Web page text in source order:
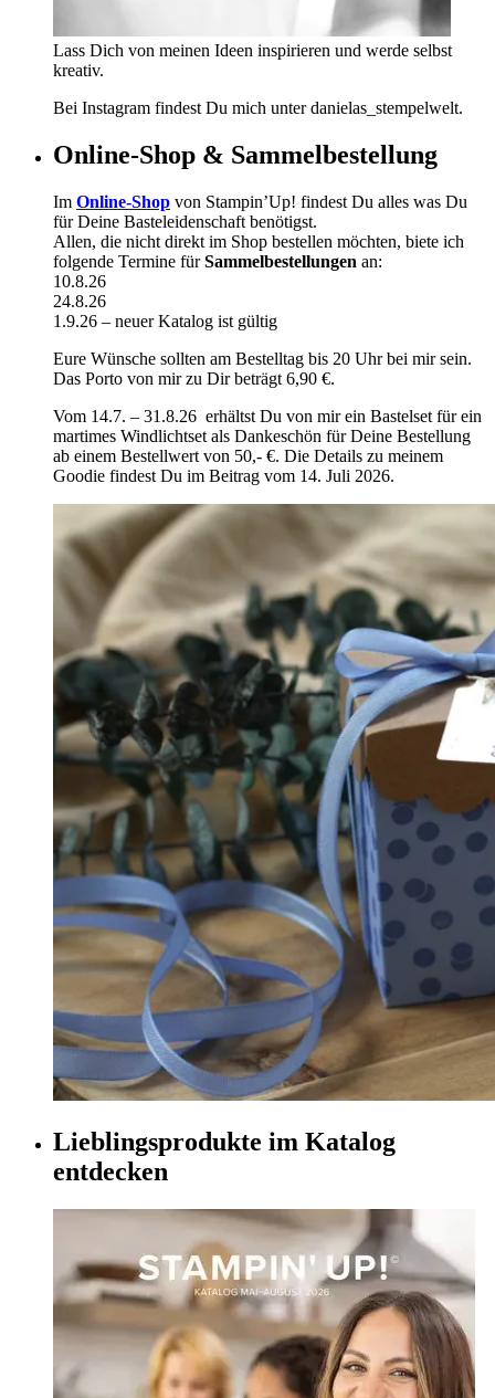
Lass Dich von meinen Ideen inspirieren und werde selbst
kreativ.
Bei Instagram findest Du mich unter danielas_stempelwelt.
Online-Shop & Sammelbestellung
Im Online-Shop von Stampin’Up! findest Du alles was Du
für Deine Basteleidenschaft benötigst.
Allen, die nicht direkt im Shop bestellen möchten, biete ich
folgende Termine fürSammelbestellungen an:
10.8.26
24.8.26
1.9.26 – neuer Katalog ist gültig
Eure Wünsche sollten am Bestelltag bis 20 Uhr bei mir sein.
Das Porto von mir zu Dir beträgt 6,90 €.
Vom 14.7. – 31.8.26 erhältst Du von mir ein Bastelset für ein
martimes Windlichtset als Dankeschön für Deine Bestellung
ab einem Bestellwert von 50,- €. Die Details zu meinem
Goodie findest Du im Beitrag vom 14. Juli 2026.
Lieblingsprodukte im Katalog
entdecken